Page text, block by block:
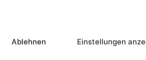
Ablehnen Einstellungen
Finanzierung im Handel nutzen oder